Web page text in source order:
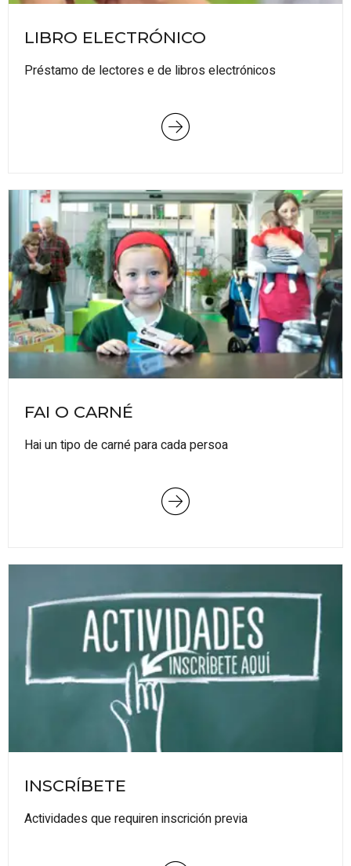
LIBRO ELECTRÓNICO
Préstamo de lectores e de libros electrónicos
FAI O CARNÉ
Hai un tipo de carné para cada persoa
INSCRÍBETE
Actividades que requiren inscrición previa